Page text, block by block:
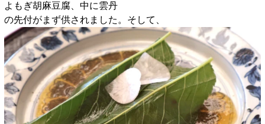
よもぎ胡麻豆腐、中に雲丹
の先付がまず供されました。そして、